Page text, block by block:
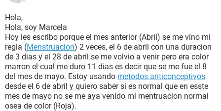
BIENESTAR
SEXUALIDAD
GLOSARIO
Hola,
Hola, soy Marcela
Hoy les escribo porque el mes anterior (Abril) se me vino mi
regla (Menstruacion) 2 veces, el 6 de abril con una duracion
de 3 dias y el 28 de abril se me volvio a venir pero era color
marron el cual me duro 11 dias es decir que se me fue el 8
del mes de mayo. Estoy usando metodos anticonceptivos
desde el 6 de abril y quiero saber si es normal que en esste
mes de mayo no se me aya venido mi mentruacion normal
osea de color (Roja).